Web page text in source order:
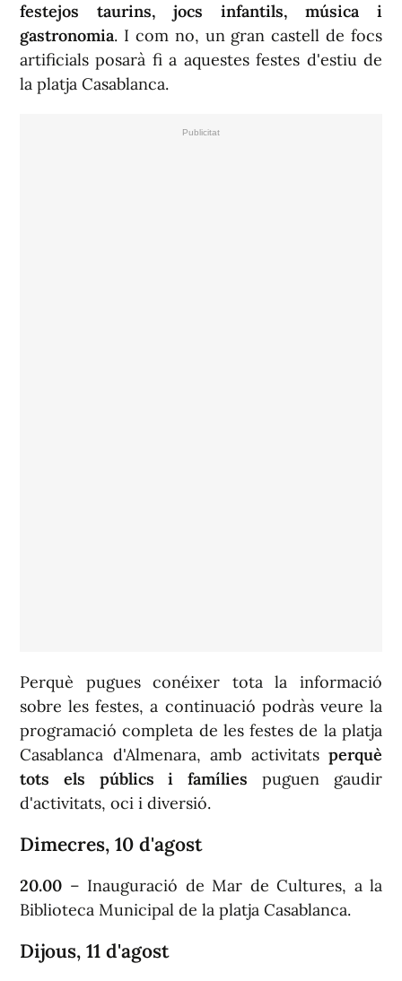
festejos taurins, jocs infantils, música i
gastronomia. I com no, un gran castell de focs
artificials posarà fi a aquestes festes d'estiu de
la platja Casablanca.
Perquè pugues conéixer tota la informació
sobre les festes, a continuació podràs veure la
programació completa de les festes de la platja
Casablanca d'Almenara, amb activitatsperquè
tots els públics i famíliespuguen gaudir
d'activitats, oci i diversió.
Dimecres, 10 d'agost
20.00 – Inauguració de Mar de Cultures, a la
Biblioteca Municipal de la platja Casablanca.
Dijous, 11 d'agost